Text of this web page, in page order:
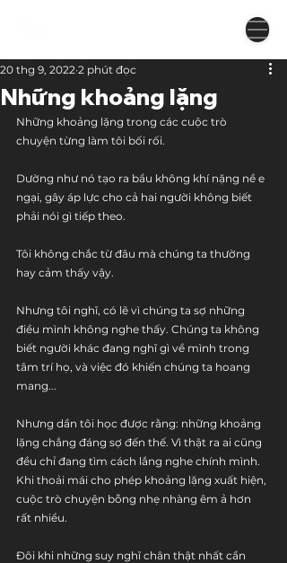
Những khoảng lặng
20 thg 9, 2022 2 phút đọc
Những khoảng lặng trong các cuộc trò
chuyện từng làm tôi bối rối.
Dường như nó tạo ra bầu không khí nặng nề e
ngại, gây áp lực cho cả hai người không biết
phải nói gì tiếp theo.
Tôi không chắc từ đâu mà chúng ta thường
hay cảm thấy vậy.
Nhưng tôi nghĩ, có lẽ vì chúng ta sợ những
điều mình không nghe thấy. Chúng ta không
biết người khác đang nghĩ gì về mình trong
tâm trí họ, và việc đó khiến chúng ta hoang
mang...
Nhưng dần tôi học được rằng: những khoảng
lặng chẳng đáng sợ đến thế. Vì thật ra ai cũng
đều chỉ đang tìm cách lắng nghe chính mình.
Khi thoải mái cho phép khoảng lặng xuất hiện,
cuộc trò chuyện bỗng nhẹ nhàng êm ả hơn
rất nhiều.
Đôi khi những suy nghĩ chân thật nhất cần